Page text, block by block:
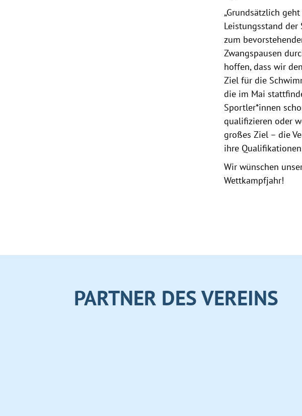
„Grundsätzlich
Leistungsstand der
zum
Zwangspausen
hoffen, dass wir
Ziel für die
die im Mai
Sportler*innen
qualifizieren oder
großes Ziel – die
ihre
Wir wünschen
Wettkampfjahr!
PARTNER DES VEREINS